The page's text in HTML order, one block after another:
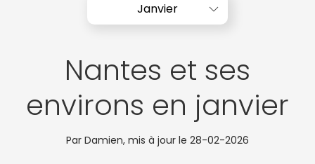
Janvier
Nantes et ses
environs en janvier
Par Damien, mis à jour le 28-02-2026